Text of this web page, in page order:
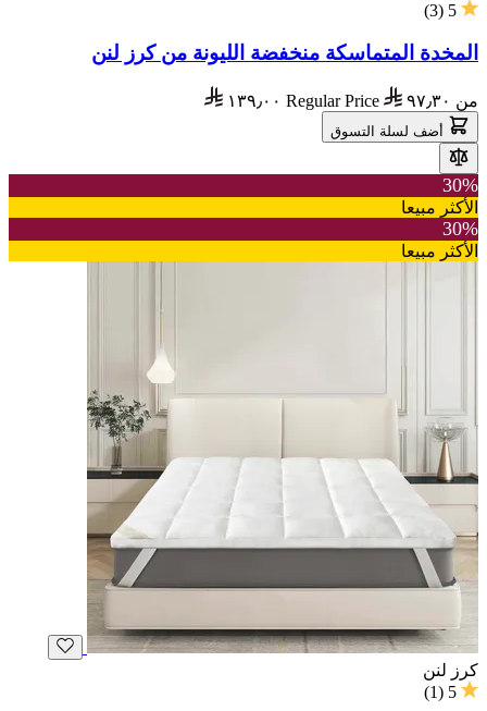
5
(
3
)
المخدة المتماسكة منخفضة الليونة من كرز لنن
من ٩٧٫٣٠ Regular Price ١٣٩٫٠٠
أضف لسلة التسوق
30%
الأكثر مبيعا
30%
الأكثر مبيعا
كرز لنن
5
(
1
)